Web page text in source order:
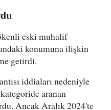
eski muhalif
konumuna ilişkin
getirdi.
iddiaları nedeniyle
aranan
Ancak Aralık 2024'te